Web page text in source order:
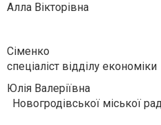
Алла
Сіменко
спеціаліст відділу економіки
Юлія
Новогродівської міської